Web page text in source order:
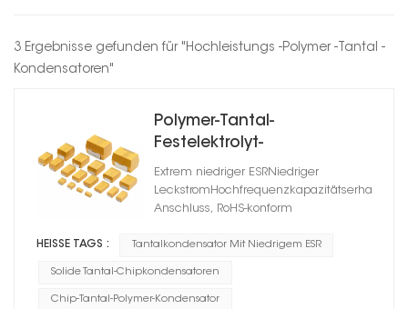
3 Ergebnisse gefunden für "Hochleistungs -Polymer -Tantal -
Kondensatoren"
Polymer-Tantal-
Festelektrolyt-
Chipkondensator
Extrem niedriger ESRNiedriger
Anschluss, RoHS-konform
HEISSE TAGS : Tantalkondensator Mit Niedrigem ESR
Solide Tantal-Chipkondensatoren
Chip-Tantal-Polymer-Kondensator